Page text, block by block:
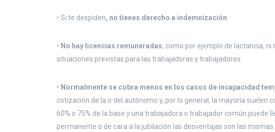
• Si te despiden, no tienes derecho a indemnización
• No hay licencias remuneradas, como por ejemplo de lactancia,
situaciones previstas para las trabajadoras y trabajadores.
• Normalmente se cobra menos en los casos de incapacidad
cotización de la o del autónomo y, por lo general, la mayoría suelen
60% o 75% de la base y una trabajadora o trabajador común puede
permanente o de cara a la jubilación las desventajas son las mismas